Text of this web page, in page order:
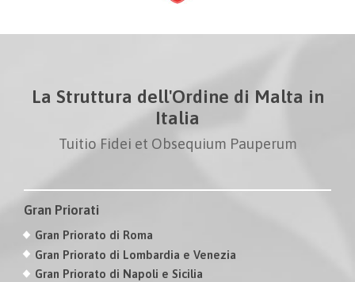
La Struttura dell'Ordine di Malta in
Italia
Tuitio Fidei et Obsequium Pauperum
Gran Priorati
Gran Priorato di Roma
Gran Priorato di Lombardia e Venezia
Gran Priorato di Napoli e Sicilia